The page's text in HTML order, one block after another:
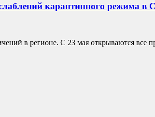
карантинного режима в
в регионе. С 23 мая открываются все